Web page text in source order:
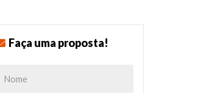
Faça uma proposta!